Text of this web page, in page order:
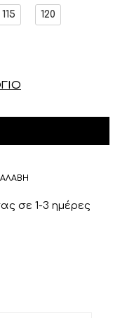
115 120
σε 1-3 ημέρες